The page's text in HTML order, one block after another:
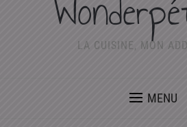
LA CUISINE, MON
MENU